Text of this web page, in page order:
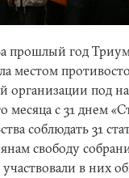
прошлый год
местом
организации под
месяца с 31 днем
соблюдать 31
свободу
в них